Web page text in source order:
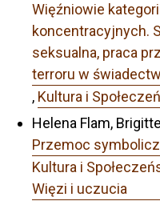
Więźniowie
koncentracyjnych.
seksualna, praca
terroru w
, Kultura i
Helena Flam,
Przemoc
Kultura i
Więzi i uczucia